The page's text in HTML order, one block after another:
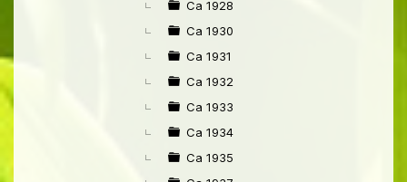
Ca 1928
Ca 1930
Ca 1931
Ca 1932
Ca 1933
Ca 1934
Ca 1935